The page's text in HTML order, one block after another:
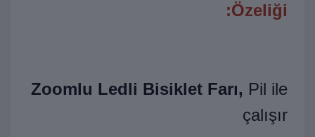
Özeliği:
Zoomlu Ledli Bisiklet Farı, Pil ile
çalışır